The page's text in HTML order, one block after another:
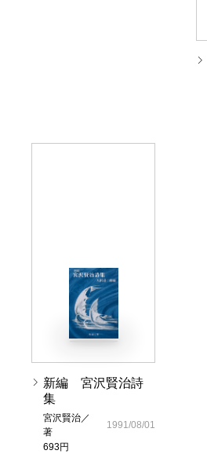
新編 宮沢賢治詩
集
宮沢賢治／
著
693円
1991/08/01